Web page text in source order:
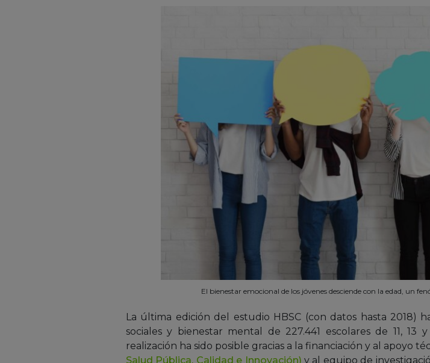
El bienestar emocional de los jóvenes desciende con la edad, un
La última edición del estudio HBSC (con datos hasta 2018)
sociales y bienestar mental de 227.441 escolares de 11, 13
realización ha sido posible gracias a la financiación y al apoyo
Salud Pública, Calidad e Innovación) y al equipo de